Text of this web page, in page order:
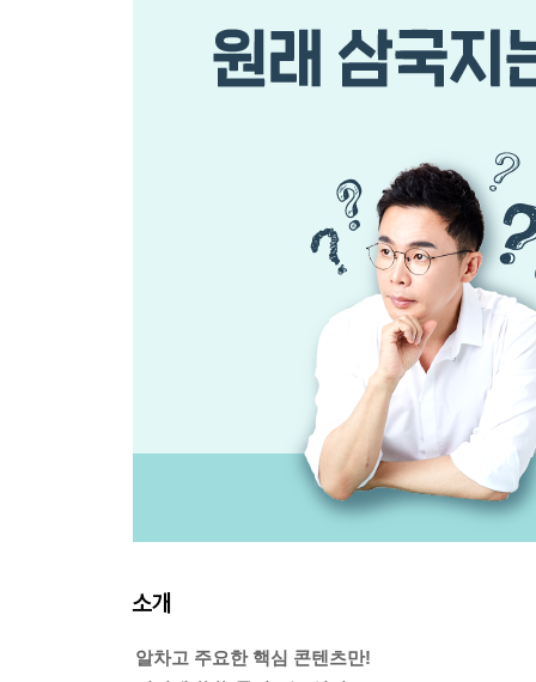
소개
알차고 주요한 핵심 콘텐츠만!